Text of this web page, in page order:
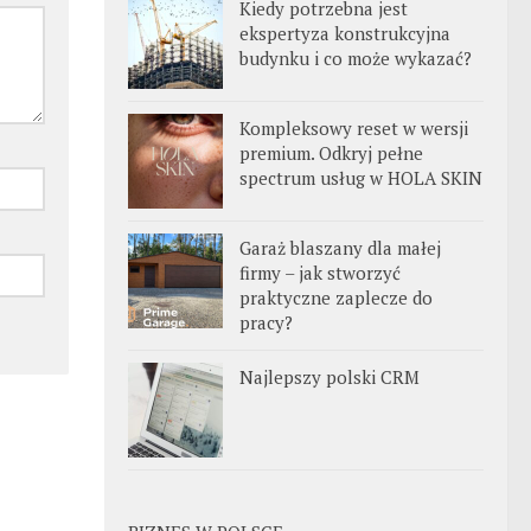
Kiedy potrzebna jest
ekspertyza konstrukcyjna
budynku i co może wykazać?
Kompleksowy reset w wersji
premium. Odkryj pełne
spectrum usług w HOLA SKIN
Garaż blaszany dla małej
firmy – jak stworzyć
praktyczne zaplecze do
pracy?
Najlepszy polski CRM